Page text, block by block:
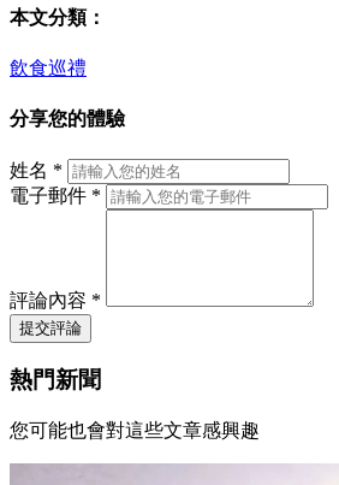
本文分類：
飲食巡禮
分享您的體驗
姓名 *
電子郵件 *
評論內容 *
提交評論
熱門新聞
您可能也會對這些文章感興趣